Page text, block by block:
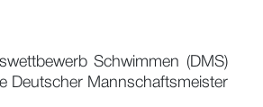
Schwimmen (DMS)
Deutscher Mannschaftsmeister